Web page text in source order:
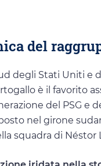
del
degli Stati Uniti e
è il favorito
del PSG e
nel girone
squadra di Néstor